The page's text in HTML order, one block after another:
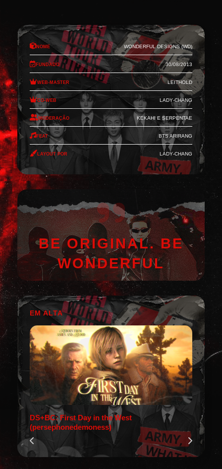
Nome Wonderful Designs (WD)
Fundado 30/08/2013
Web-Master Leithold
Co-Web Lady-Chang
Moderação Kekahi e Serpentae
Feat BTS Arirang
Layout por Lady-Chang
BE ORIGINAL. BE
WONDERFUL
EM ALTA
DS+BC: First Day in the West
(persephonedemoness)